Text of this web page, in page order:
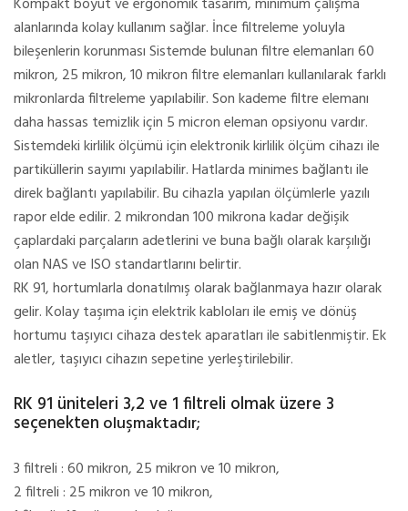
alanlarında kolay kullanım sağlar. İnce filtreleme yoluyla
bileşenlerin korunması Sistemde bulunan filtre elemanları 60
mikron, 25 mikron, 10 mikron filtre elemanları kullanılarak farklı
mikronlarda filtreleme yapılabilir. Son kademe filtre elemanı
daha hassas temizlik için 5 micron eleman opsiyonu vardır.
Sistemdeki kirlilik ölçümü için elektronik kirlilik ölçüm cihazı ile
partiküllerin sayımı yapılabilir. Hatlarda minimes bağlantı ile
direk bağlantı yapılabilir. Bu cihazla yapılan ölçümlerle yazılı
rapor elde edilir. 2 mikrondan 100 mikrona kadar değişik
çaplardaki parçaların adetlerini ve buna bağlı olarak karşılığı
olan NAS ve ISO standartlarını belirtir.
RK 91, hortumlarla donatılmış olarak bağlanmaya hazır olarak
gelir. Kolay taşıma için elektrik kabloları ile emiş ve dönüş
hortumu taşıyıcı cihaza destek aparatları ile sabitlenmiştir. Ek
aletler, taşıyıcı cihazın sepetine yerleştirilebilir.
RK 91 üniteleri 3,2 ve 1 filtreli olmak üzere 3
seçenekten oluşmaktadır;
3 filtreli : 60 mikron, 25 mikron ve 10 mikron,
2 filtreli : 25 mikron ve 10 mikron,